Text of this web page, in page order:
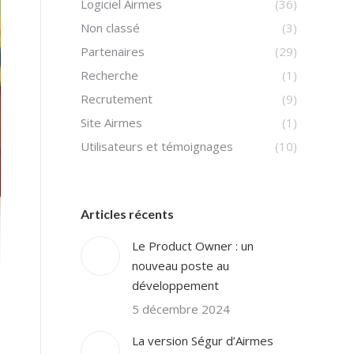
Logiciel Airmes
(36)
Non classé
(3)
Partenaires
(29)
Recherche
(1)
Recrutement
(9)
Site Airmes
(1)
Utilisateurs et témoignages
(10)
Articles récents
Le Product Owner : un
nouveau poste au
développement
5 décembre 2024
La version Ségur d’Airmes